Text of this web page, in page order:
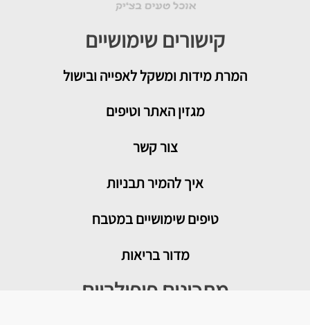
קישורים שימושיים
המרת מידות ומשקל לאפייה ובישול
מגזין האתר וטיפים
צור קשר
איך להמיר תבניות
טיפים שימושיים במטבח
מדור בריאות
מתכונים פופולריים